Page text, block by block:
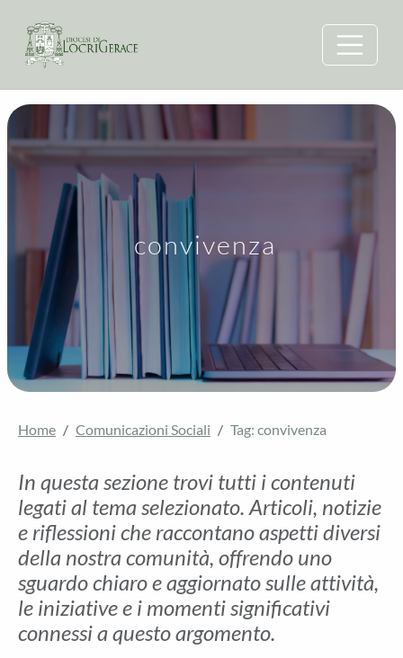
convivenza
Home Comunicazioni Sociali Tag: convivenza
In questa sezione trovi tutti i contenuti
legati al tema selezionato. Articoli, notizie
e riflessioni che raccontano aspetti diversi
della nostra comunità, offrendo uno
sguardo chiaro e aggiornato sulle attività,
le iniziative e i momenti significativi
connessi a questo argomento.